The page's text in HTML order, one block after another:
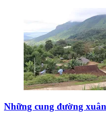
Những cung đường xuân